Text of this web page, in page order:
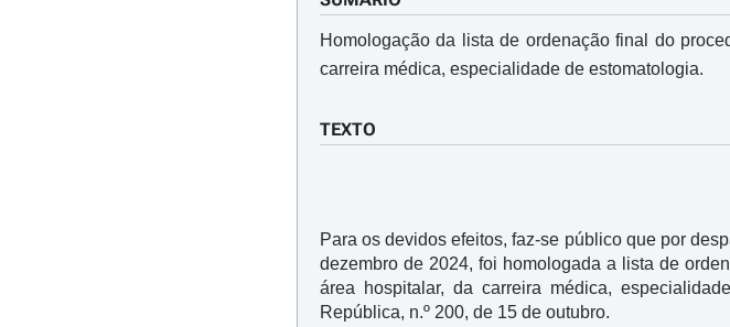
Homologação da lista de ordenação final do
carreira médica, especialidade de estomatologia.
TEXTO
Para os devidos efeitos, faz-se público que por
dezembro de 2024, foi homologada a lista de
área hospitalar, da carreira médica,
República, n.º 200, de 15 de outubro.